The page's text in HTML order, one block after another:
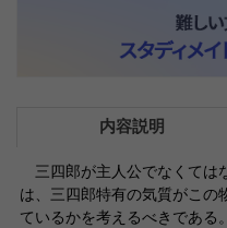
内容説明
三四郎が主人公でなくては
は、三四郎特有の気質がこの
ているかを考えるべきである